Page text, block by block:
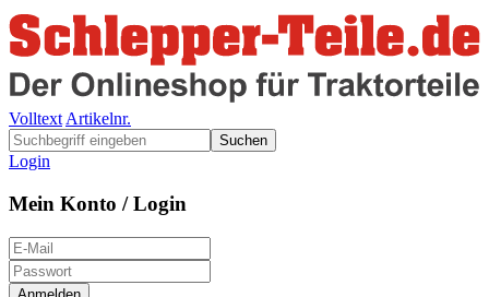
Volltext Artikelnr.
Suchen
Login
Mein Konto / Login